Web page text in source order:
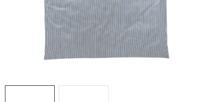
Reklamačný poriadok
Vrátenie tovaru